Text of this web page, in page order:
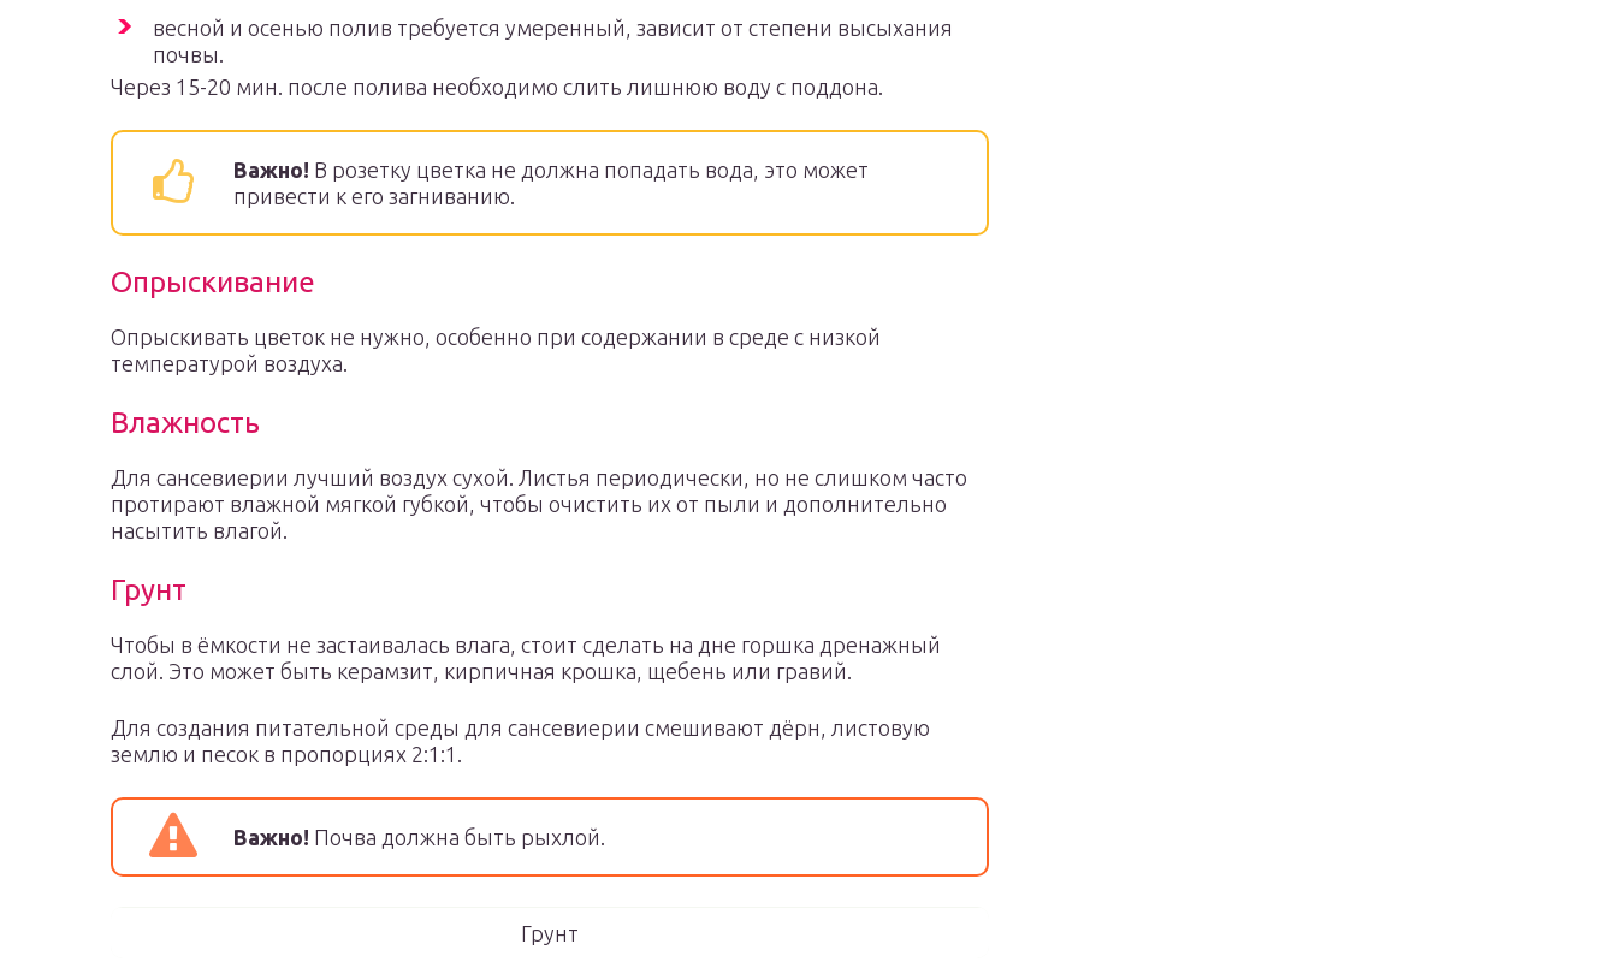
весной и осенью полив требуется умеренный, зависит от степени высыхания
почвы.
Через 15-20 мин. после полива необходимо слить лишнюю воду с поддона.
Важно! В розетку цветка не должна попадать вода, это может
привести к его загниванию.
Опрыскивание
Опрыскивать цветок не нужно, особенно при содержании в среде с низкой
температурой воздуха.
Влажность
Для сансевиерии лучший воздух сухой. Листья периодически, но не слишком часто
протирают влажной мягкой губкой, чтобы очистить их от пыли и дополнительно
насытить влагой.
Грунт
Чтобы в ёмкости не застаивалась влага, стоит сделать на дне горшка дренажный
слой. Это может быть керамзит, кирпичная крошка, щебень или гравий.
Для создания питательной среды для сансевиерии смешивают дёрн, листовую
землю и песок в пропорциях 2:1:1.
Важно! Почва должна быть рыхлой.
Грунт